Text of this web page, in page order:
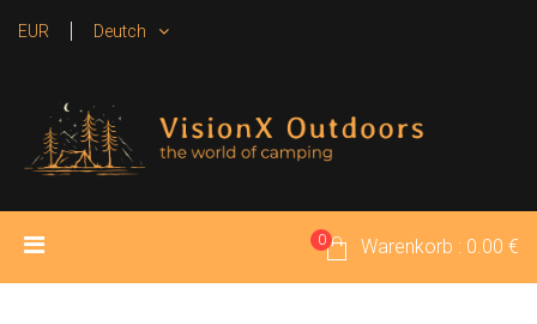
EUR Deutch
HOME MEDIEN KONTAKT
0 Warenkorb : 0.00 €